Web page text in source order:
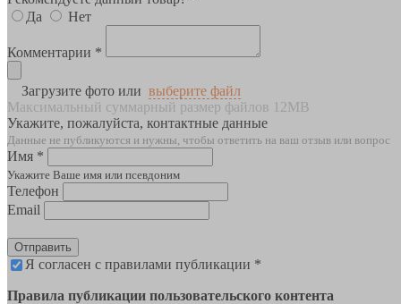
Да
Нет
Комментарии *
Загрузите фото или выберите файл
Максимальный суммарный размер файлов 12MB
Укажите, пожалуйста, контактные данные
Данные не публикуются и нужны, чтобы ответить на ваш отзыв или вопрос
Имя *
Укажите Ваше имя или псевдоним
Телефон
Email
Отправить
Я согласен с правилами публикации *
Правила публикации пользовательского контента